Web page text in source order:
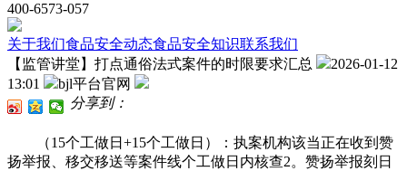
400-6573-057
关于我们食品安全动态食品安全知识联系我们
【监管讲堂】打点通俗法式案件的时限要求汇总
2026-01-12
13:01
bjl平台官网
分享到：
（15个工做日+15个工做日）：执案机构该当正在收到赞
扬举报、移交移送等案件线个工做日内核查2。赞扬举报刻日